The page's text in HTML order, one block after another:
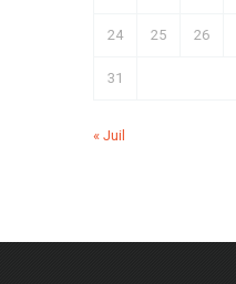
24 25 26
31
« Juil